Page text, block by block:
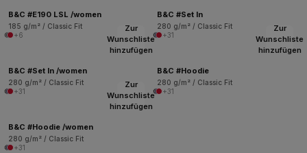
B&C #E190 LSL /women
185 g/m² / Classic Fit
+6
B&C #Set In
280 g/m² / Classic Fit
+31
Zur
Wunschliste
hinzufügen
B&C #Set In /women
280 g/m² / Classic Fit
+31
Zur
Wunschliste
hinzufügen
B&C #Hoodie
280 g/m² / Classic Fit
+31
Zur
Wunschliste
hinzufügen
B&C #Hoodie /women
280 g/m² / Classic Fit
+31